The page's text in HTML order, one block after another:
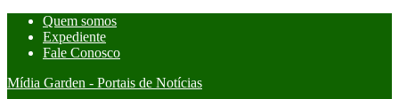
Quem somos
Expediente
Fale Conosco
Mídia Garden - Portais de Notícias